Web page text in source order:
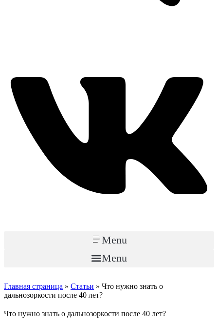
Menu
Menu
Главная страница » Статьи » Что нужно знать о
дальнозоркости после 40 лет?
Что нужно знать о дальнозоркости после 40 лет?